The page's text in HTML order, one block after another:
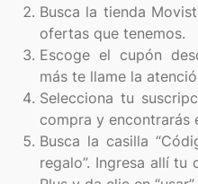
Busca la tienda
ofertas que tenemos.
Escoge el cupón
más te llame la
Selecciona tu
compra y encontrarás
Busca la casilla
regalo”. Ingresa allí